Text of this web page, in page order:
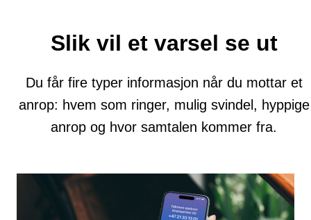
Slik vil et varsel se ut
Du får fire typer informasjon når du mottar et
anrop: hvem som ringer, mulig svindel, hyppige
anrop og hvor samtalen kommer fra.